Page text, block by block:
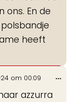
ons. En de
heeft
om 00:09
azzurra
...